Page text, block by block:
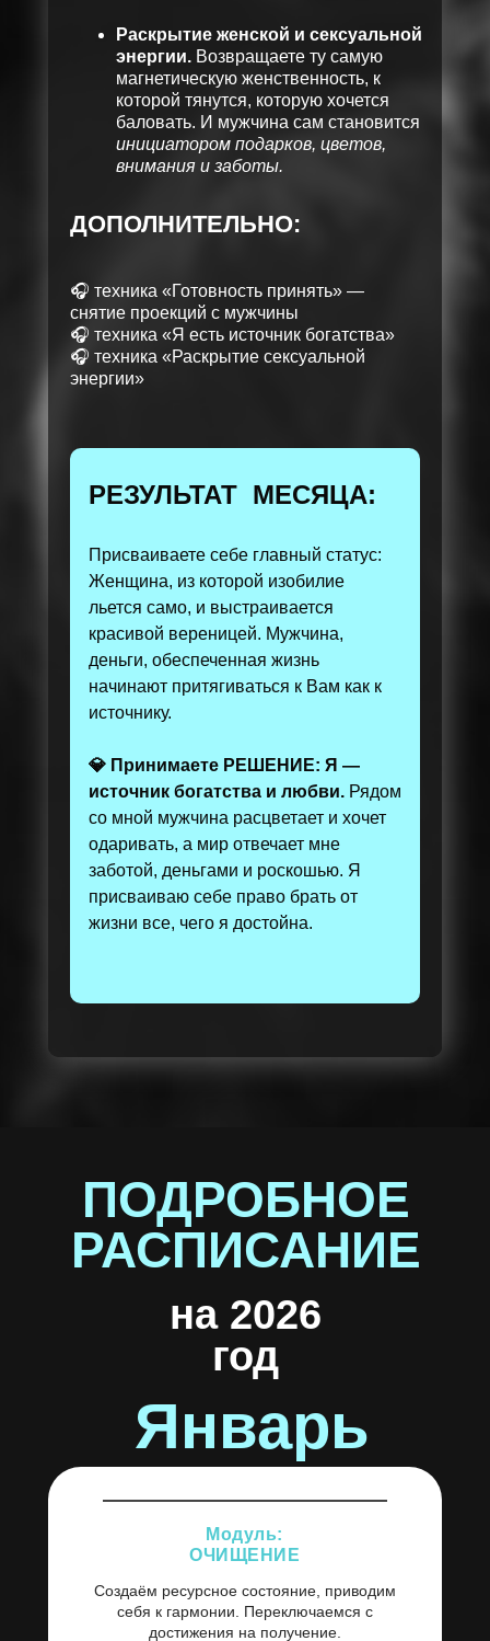
Раскрытие женской и сексуальной
энергии. Возвращаете ту самую
магнетическую женственность, к
которой тянутся, которую хочется
баловать. И мужчина сам становится
инициатором подарков, цветов,
внимания и заботы.
ДОПОЛНИТЕЛЬНО:
🎧 техника «Готовность принять» —
снятие проекций с мужчины
🎧 техника «Я есть источник богатства»
🎧 техника «Раскрытие сексуальной
энергии»
РЕЗУЛЬТАТ МЕСЯЦА:
Присваиваете себе главный статус:
Женщина, из которой изобилие
льется само, и выстраивается
красивой вереницей. Мужчина,
деньги, обеспеченная жизнь
начинают притягиваться к Вам как к
источнику.
💎 Принимаете РЕШЕНИЕ: Я —
источник богатства и любви. Рядом
со мной мужчина расцветает и хочет
одаривать, а мир отвечает мне
заботой, деньгами и роскошью. Я
присваиваю себе право брать от
жизни все, чего я достойна.
на 2026
год
ПОДРОБНОЕ
РАСПИСАНИЕ
Модуль:
ОЧИЩЕНИЕ
Январь
Создаём ресурсное состояние, приводим
себя к гармонии. Переключаемся с
достижения на получение.